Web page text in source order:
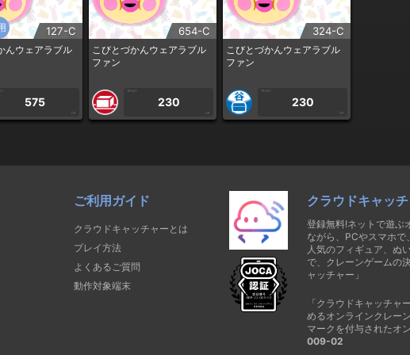
127-C
んウェアラブル
575
CP
654-C
こびとづかんウェアラブル
ファン
1PLAY
230
CP
324-C
こびとづかんウェアラブル
ファン
1PLAY
230
CP
ご利用ガイド
クラウドキャッチャーとは
プレイ方法
よくあるご質問
動作対象端末
クラウドキャッ
登録無料!ネットで遊ぶ
ながら、PCやスマホ
人気のフィギュア、ぬ
で、クレーンゲームの
ャッチャー」
「クラウドキャッチ
めるオンラインクレー
マークを付与されたオ
009-02